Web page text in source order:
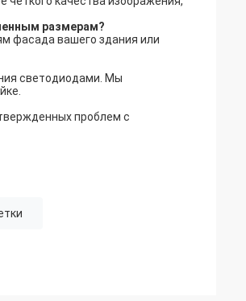
размерам?
фасада вашего здания или
светодиодами. Мы
проблем с